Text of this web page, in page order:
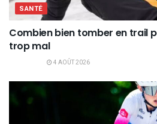
SANTÉ
Combien bien tomber en trail
trop mal
4 AOÛT 2026